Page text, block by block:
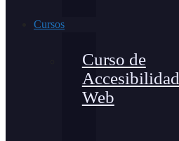
Cursos
Curso de
Accesibilidad
Web